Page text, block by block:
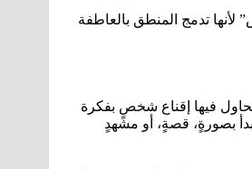
تدمج المنطق بالعاطفة
فيها إقناع شخصٍ بفكرة
بصورةٍ، قصةٍ، أو مشهدٍ